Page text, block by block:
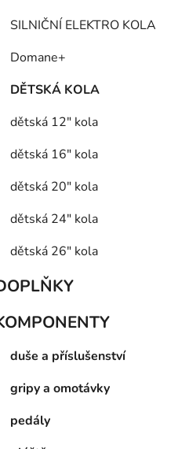
SILNIČNÍ ELEKTRO KOLA
Domane+
DĚTSKÁ KOLA
dětská 12" kola
dětská 16" kola
dětská 20" kola
dětská 24" kola
dětská 26" kola
duše a příslušenství
gripy a omotávky
pedály